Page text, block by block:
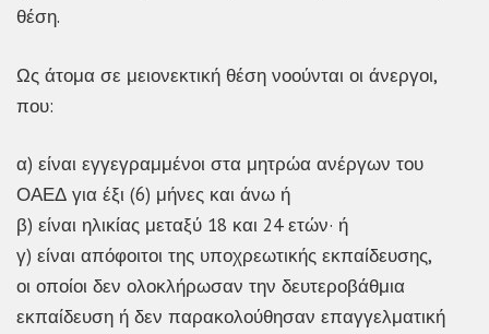
θέση.
Ως άτομα σε μειονεκτική θέση νοούνται οι άνεργοι,
που:
α) είναι εγγεγραμμένοι στα μητρώα ανέργων του
ΟΑΕΔ για έξι (6) μήνες και άνω ή
β) είναι ηλικίας μεταξύ 18 και 24 ετών· ή
γ) είναι απόφοιτοι της υποχρεωτικής εκπαίδευσης,
οι οποίοι δεν ολοκλήρωσαν την δευτεροβάθμια
εκπαίδευση ή δεν παρακολούθησαν επαγγελματική